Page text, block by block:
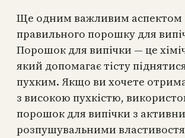
Ще одним важливим аспектом
правильного порошку для
Порошок для випічки — це
який допомагає тісту
пухким. Якщо ви хочете
з високою пухкістю,
порошок для випічки з
розпушувальними